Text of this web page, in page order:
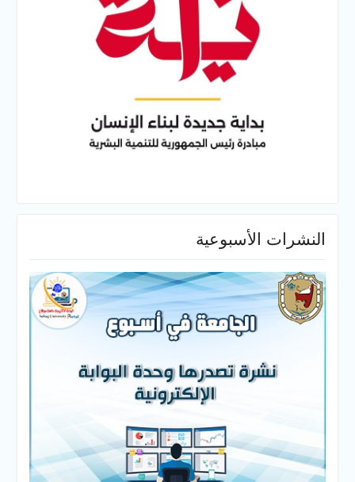
النشرات الأسبوعية